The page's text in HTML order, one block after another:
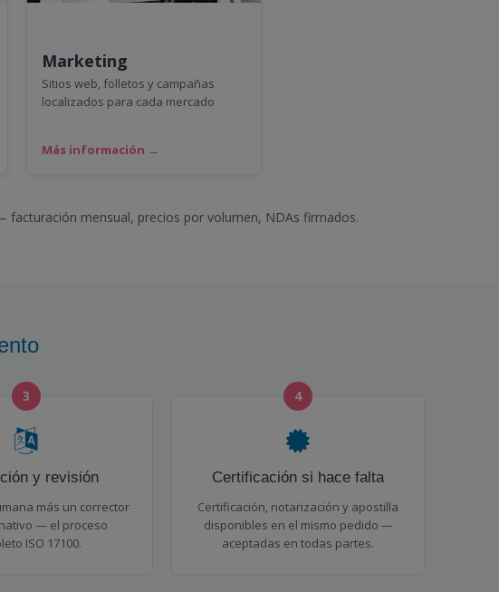
Marketing
Sitios web, folletos y campañas
localizados para cada mercado
Más información →
facturación mensual, precios por volumen, NDAs firmados.
3
y revisión
más un corrector
— el proceso
ISO 17100.
4
Certificación si hace falta
Certificación, notarización y apostilla
disponibles en el mismo pedido —
aceptadas en todas partes.